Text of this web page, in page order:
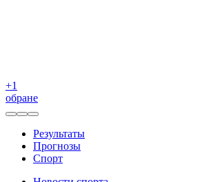
+1
обране
Результаты
Прогнозы
Спорт